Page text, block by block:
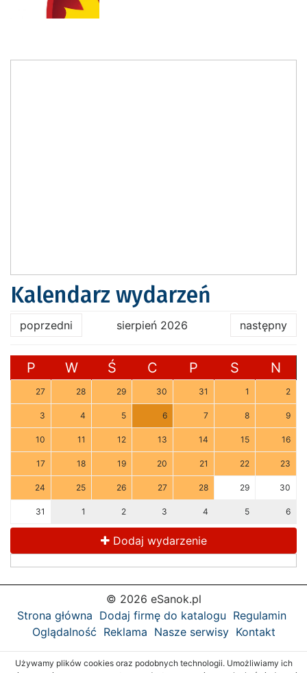
Kalendarz wydarzeń
poprzedni sierpień 2026 następny
P W Ś C P S N
27 28 29 30 31 1 2
3 4 5 6 7 8 9
10 11 12 13 14 15 16
17 18 19 20 21 22 23
24 25 26 27 28 29 30
31 1 2 3 4 5 6
Dodaj wydarzenie
© 2026 eSanok.pl
Strona główna Dodaj firmę do katalogu Regulamin
Oglądalność Reklama Nasze serwisy Kontakt
Używamy plików cookies oraz podobnych technologii. Umożliwiamy ich